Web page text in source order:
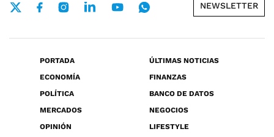
NEWSLETTER
PORTADA
ÚLTIMAS NOTICIAS
ECONOMÍA
FINANZAS
POLÍTICA
BANCO DE DATOS
MERCADOS
NEGOCIOS
OPINIÓN
LIFESTYLE